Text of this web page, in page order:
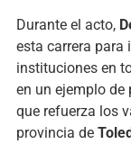
Durante el acto,
esta carrera para
instituciones en
en un ejemplo
que refuerza los
provincia de